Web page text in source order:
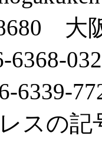
大
6368-
6339-
スの記